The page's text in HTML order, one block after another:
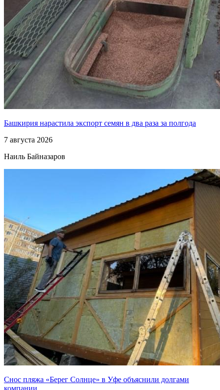
Башкирия нарастила экспорт семян в два раза за полгода
7 августа 2026
Наиль Байназаров
Снос пляжа «Берег Солнце» в Уфе объяснили долгами